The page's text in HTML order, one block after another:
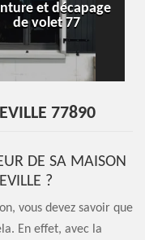
et décapage
de volet 77
77890
DE SA MAISON
?
vous devez savoir que
En effet, avec la